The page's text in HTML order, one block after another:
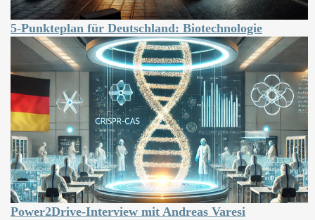
5-Punkteplan für Deutschland: Biotechnologie
Power2Drive-Interview mit Andreas Varesi